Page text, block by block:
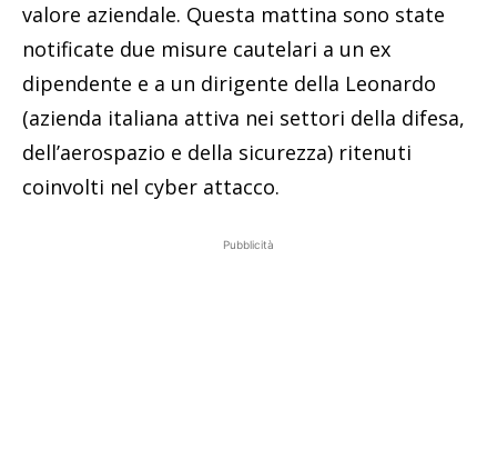
valore aziendale. Questa mattina sono state
notificate due misure cautelari a un ex
dipendente e a un dirigente della Leonardo
(azienda italiana attiva nei settori della difesa,
dell’aerospazio e della sicurezza) ritenuti
coinvolti nel cyber attacco.
Pubblicità